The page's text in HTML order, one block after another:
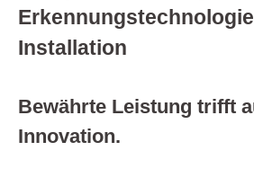
Installation
Bewährte Leistung trifft
Innovation.